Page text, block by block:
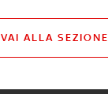
VAI ALLA SEZIONE